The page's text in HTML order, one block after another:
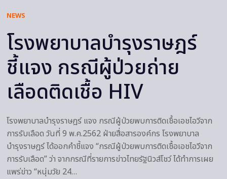
NEWS
โรงพยาบาลบำรุงราษฎร์
ชี้แจง กรณีผู้ป่วยถ่าย
เลือดติดเชื้อ HIV
โรงพยาบาลบำรุงราษฎร์ แจง กรณีผู้ป่วยพบการติดเชื้อเอชไอวีจาก
การรับเลือด วันที่ 9 พ.ค.2562 ฝ่ายสื่อสารองค์กร โรงพยาบาล
บำรุงราษฎร์ ได้ออกคำชี้แจง “กรณีผู้ป่วยพบการติดเชื้อเอชไอวีจาก
การรับเลือด” ว่า จากกรณีที่รายการข่าวไทยรัฐนิวส์โชว์ ได้ทำการเผย
แพร่ข่าว “หนุ่มวัย 24…